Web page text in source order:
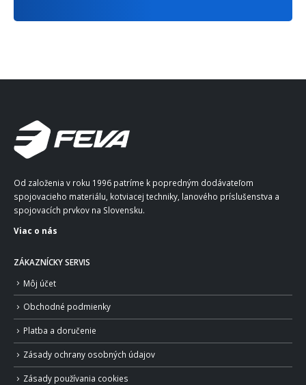
Od založenia v roku 1996 patríme k popredným dodávateľom
spojovacieho materiálu, kotviacej techniky, lanového príslušenstva a
spojovacích prvkov na Slovensku.
Viac o nás
ZÁKAZNÍCKY SERVIS
Môj účet
Obchodné podmienky
Platba a doručenie
Zásady ochrany osobných údajov
Zásady používania cookies